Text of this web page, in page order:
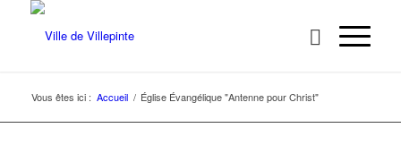
Vous êtes ici : Accueil / Église Évangélique "Antenne pour Christ"